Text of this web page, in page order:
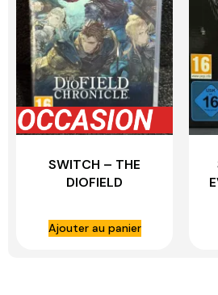
SWITCH – THE
DIOFIELD
Ajouter au panier